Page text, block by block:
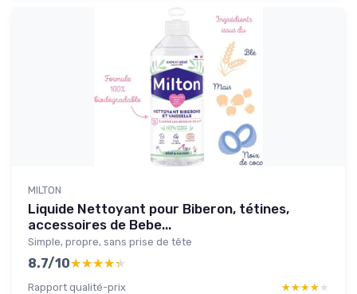
MILTON
Liquide Nettoyant pour Biberon, tétines,
accessoires de Bebe...
Simple, propre, sans prise de tête
8.7/10★★★★★
★★★★★
Rapport qualité-prix ★★★★★
★★★★★